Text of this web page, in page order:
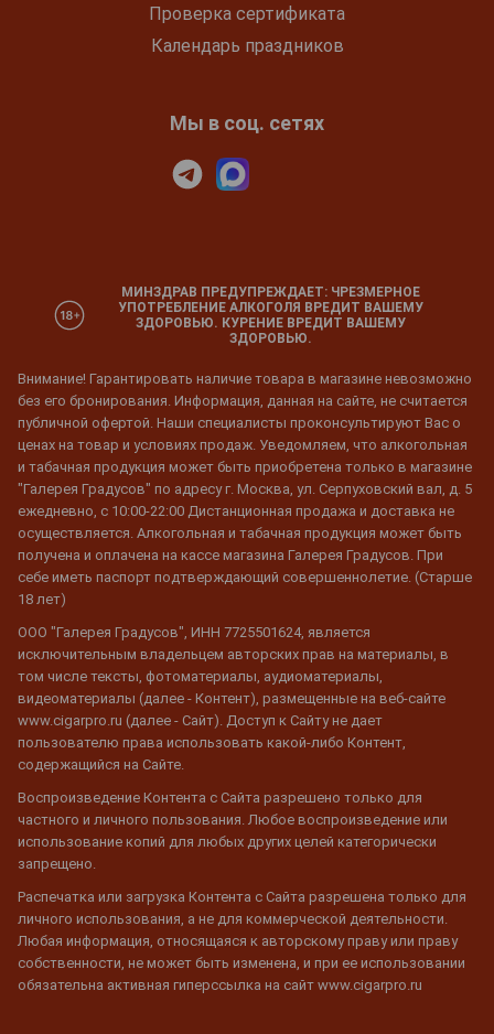
Проверка сертификата
Календарь праздников
Мы в соц. сетях
МИНЗДРАВ ПРЕДУПРЕЖДАЕТ: ЧРЕЗМЕРНОЕ
УПОТРЕБЛЕНИЕ АЛКОГОЛЯ ВРЕДИТ ВАШЕМУ
ЗДОРОВЬЮ. КУРЕНИЕ ВРЕДИТ ВАШЕМУ
ЗДОРОВЬЮ.
Внимание! Гарантировать наличие товара в магазине невозможно
без его бронирования. Информация, данная на сайте, не считается
публичной офертой. Наши специалисты проконсультируют Вас о
ценах на товар и условиях продаж. Уведомляем, что алкогольная
и табачная продукция может быть приобретена только в магазине
"Галерея Градусов" по адресу г. Москва, ул. Серпуховский вал, д. 5
ежедневно, с 10:00-22:00 Дистанционная продажа и доставка не
осуществляется. Алкогольная и табачная продукция может быть
получена и оплачена на кассе магазина Галерея Градусов. При
себе иметь паспорт подтверждающий совершеннолетие. (Старше
18 лет)
ООО "Галерея Градусов", ИНН 7725501624, является
исключительным владельцем авторских прав на материалы, в
том числе тексты, фотоматериалы, аудиоматериалы,
видеоматериалы (далее - Контент), размещенные на веб-сайте
www.cigarpro.ru (далее - Сайт). Доступ к Сайту не дает
пользователю права использовать какой-либо Контент,
содержащийся на Сайте.
Воспроизведение Контента с Сайта разрешено только для
частного и личного пользования. Любое воспроизведение или
использование копий для любых других целей категорически
запрещено.
Распечатка или загрузка Контента с Сайта разрешена только для
личного использования, а не для коммерческой деятельности.
Любая информация, относящаяся к авторскому праву или праву
собственности, не может быть изменена, и при ее использовании
обязательна активная гиперссылка на сайт www.cigarpro.ru